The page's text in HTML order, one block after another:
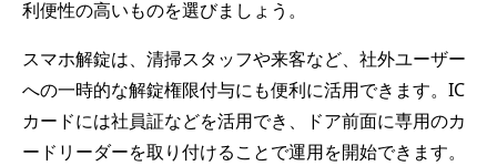
利便性の高いものを選びましょう。
スマホ解錠は、清掃スタッフや来客など、社外ユーザー
への一時的な解錠権限付与にも便利に活用できます。IC
カードには社員証などを活用でき、ドア前面に専用のカ
ードリーダーを取り付けることで運用を開始できます。